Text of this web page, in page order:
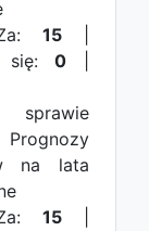
15
się:0
na lata
15